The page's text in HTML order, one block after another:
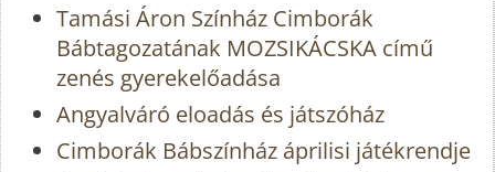
Tamási Áron Színház Cimborák
Bábtagozatának MOZSIKÁCSKA című
zenés gyerekelőadása
Angyalváró eloadás és játszóház
Cimborák Bábszínház áprilisi játékrendje